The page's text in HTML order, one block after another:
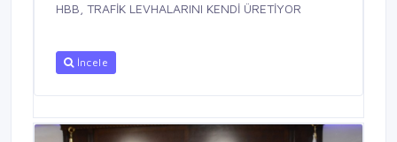
HBB, TRAFİK LEVHALARINI KENDİ ÜRETİYOR
İncele